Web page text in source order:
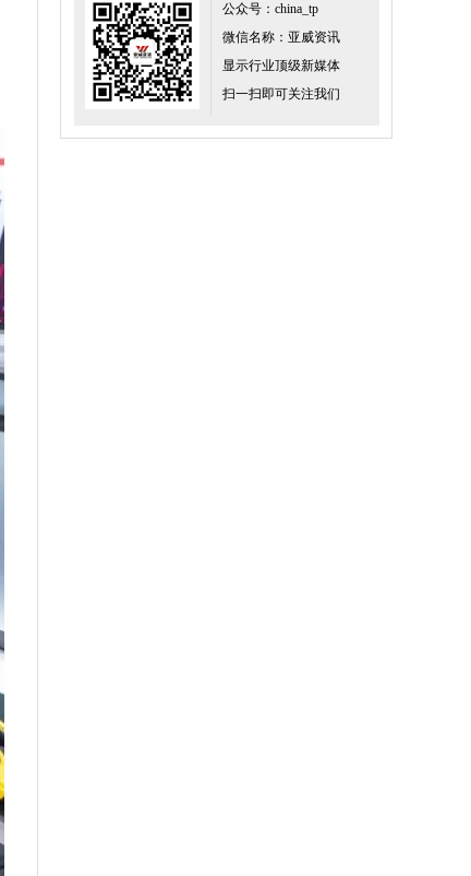
公众号：china_tp
微信名称：亚威资讯
显示行业顶级新媒体
扫一扫即可关注我们